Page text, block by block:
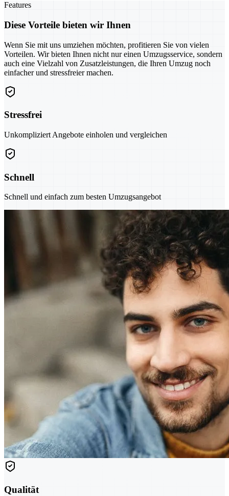
Features
Diese Vorteile bieten wir Ihnen
Wenn Sie mit uns umziehen möchten, profitieren Sie von vielen
Vorteilen. Wir bieten Ihnen nicht nur einen Umzugsservice, sondern
auch eine Vielzahl von Zusatzleistungen, die Ihren Umzug noch
einfacher und stressfreier machen.
Stressfrei
Unkompliziert Angebote einholen und vergleichen
Schnell
Schnell und einfach zum besten Umzugsangebot
Qualität